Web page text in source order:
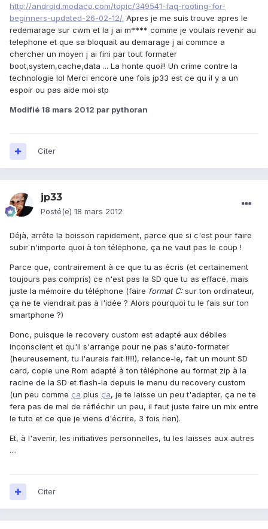
http://android.modaco.com/topic/349541-faq-rooting-for-
beginners-updated-26-02-12/. Apres je me suis trouve apres le
redemarage sur cwm et la j ai m**** comme je voulais revenir au
telephone et que sa bloquait au demarage j ai commce a
chercher un moyen j ai fini par tout formater
boot,system,cache,data ... La honte quoi!! Un crime contre la
technologie lol Merci encore une fois jp33 est ce qu il y a un
espoir ou pas aide moi stp
Modifié 18 mars 2012 par pythoran
Citer
jp33
Posté(e) 18 mars 2012
Déjà, arrête la boisson rapidement, parce que si c'est pour faire
subir n'importe quoi à ton téléphone, ça ne vaut pas le coup !
Parce que, contrairement à ce que tu as écris (et certainement
toujours pas compris) ce n'est pas la SD que tu as effacé, mais
juste la mémoire du téléphone (faire format C:sur ton ordinateur,
ça ne te viendrait pas à l'idée ? Alors pourquoi tu le fais sur ton
smartphone ?)
Donc, puisque le recovery custom est adapté aux débiles
inconscient et qu'il s'arrange pour ne pas s'auto-formater
(heureusement, tu l'aurais fait !!!!!), relance-le, fait un mount SD
card, copie une Rom adapté à ton téléphone au format zip à la
racine de la SD et flash-la depuis le menu du recovery custom
(un peu comme ça plus ça, je te laisse un peu t'adapter, ça ne te
fera pas de mal de réfléchir un peu, il faut juste faire un mix entre
le tuto et ce que je viens d'écrire, 3 fois rien).
Et, à l'avenir, les initiatives personnelles, tu les laisses aux autres
....
Citer